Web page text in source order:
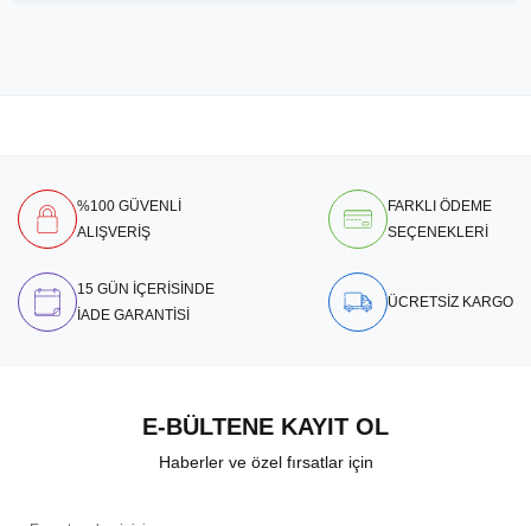
%100 GÜVENLİ
ALIŞVERİŞ
FARKLI ÖDEME
SEÇENEKLERİ
15 GÜN İÇERİSİNDE
İADE GARANTİSİ
ÜCRETSİZ KARGO
E-BÜLTENE KAYIT OL
Haberler ve özel fırsatlar için